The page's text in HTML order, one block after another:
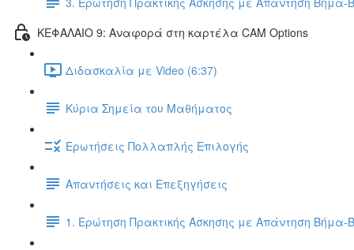
ΚΕΦΑΛΑΙΟ 9: Αναφορά στη καρτέλα CAM Options
Διδασκαλία με Video (6:37)
Κύρια Σημεία του Μαθήματος
Ερωτήσεις Πολλαπλής Επιλογής
Απαντήσεις και Επεξηγήσεις
1. Ερώτηση Πρακτικής Άσκησης με Απάντηση Βήμα-